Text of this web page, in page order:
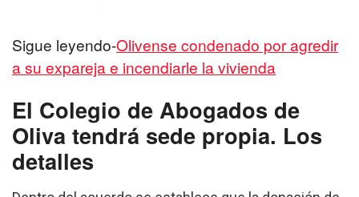
Sigue leyendo-Olivense condenado por agredir
a su expareja e incendiarle la vivienda
El Colegio de Abogados de
Oliva tendrá sede propia. Los
detalles